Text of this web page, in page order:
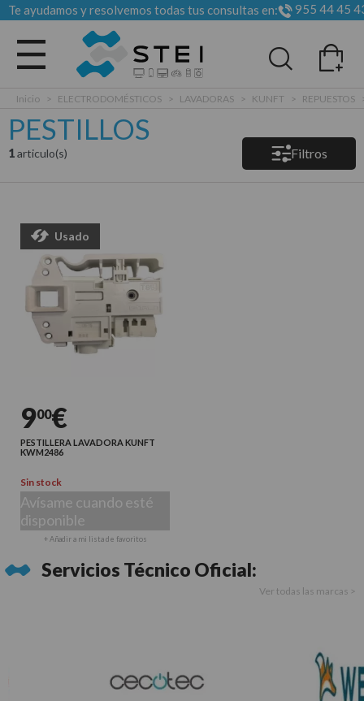
Te ayudamos y resolvemos todas tus consultas en: 955 44 45
Todas las categorias
Inicio > ELECTRODOMÉSTICOS > LAVADORAS > KUNFT > REPUESTOS
PESTILLOS
1articulo(s) Filtros
Usado
900€
PESTILLERA LAVADORA KUNFT
KWM2486
Sin stock
Avísame cuando esté
disponible
+ Añadir a mi lista de favoritos
Servicios Técnico Oficial:
Ver todas las marcas >